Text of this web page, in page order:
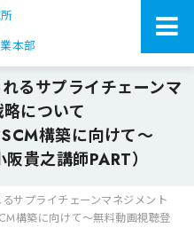
本部
るサプライチェーンマ
について
構築に向けて～
貴之講師PART）
サプライチェーンマネジメント
構築に向けて～無料動画視聴登